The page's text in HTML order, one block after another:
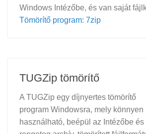
Windows Intézőbe, és van saját
Tömörítő program: 7zip
TUGZip tömörítő
A TUGZip egy díjnyertes tömörítő
program Windowsra, mely könnyen
használható, beépül az Intézőbe és